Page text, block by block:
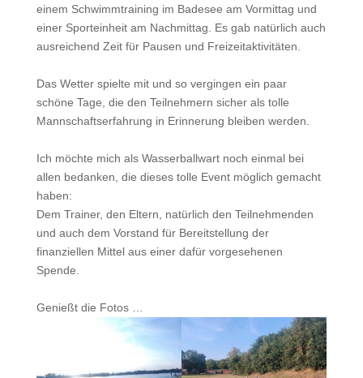
einem Schwimmtraining im Badesee am Vormittag und
einer Sporteinheit am Nachmittag. Es gab natürlich auch
ausreichend Zeit für Pausen und Freizeitaktivitäten.
Das Wetter spielte mit und so vergingen ein paar
schöne Tage, die den Teilnehmern sicher als tolle
Mannschaftserfahrung in Erinnerung bleiben werden.
Ich möchte mich als Wasserballwart noch einmal bei
allen bedanken, die dieses tolle Event möglich gemacht
haben:
Dem Trainer, den Eltern, natürlich den Teilnehmenden
und auch dem Vorstand für Bereitstellung der
finanziellen Mittel aus einer dafür vorgesehenen
Spende.
Genießt die Fotos …